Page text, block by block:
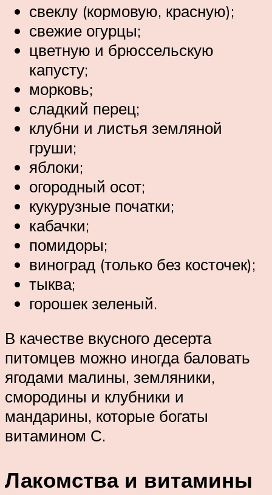
свеклу (кормовую, красную);
свежие огурцы;
цветную и брюссельскую
капусту;
морковь;
сладкий перец;
клубни и листья земляной
груши;
яблоки;
огородный осот;
кукурузные початки;
кабачки;
помидоры;
виноград (только без косточек);
тыква;
горошек зеленый.
В качестве вкусного десерта
питомцев можно иногда баловать
ягодами малины, земляники,
смородины и клубники и
мандарины, которые богаты
витамином С.
Лакомства и витамины